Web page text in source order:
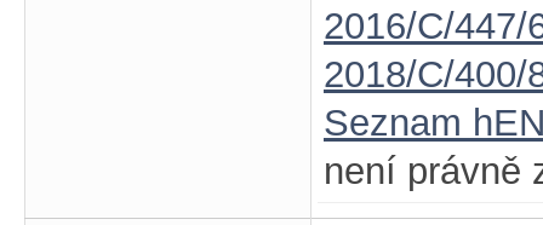
2016/C/447/
2018/C/400/
Seznam
není právně